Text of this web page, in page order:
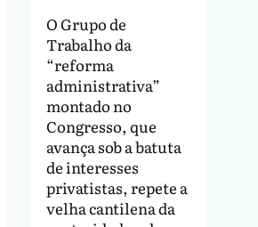
O Grupo de
Trabalho da
“reforma
administrativa”
montado no
Congresso, que
avança sob a batuta
de interesses
privatistas, repete a
velha cantilena da